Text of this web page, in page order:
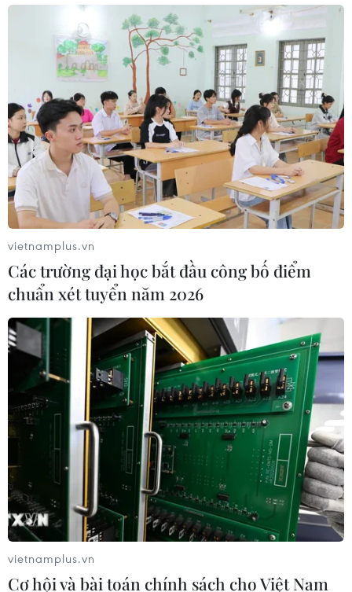
06/08/2026 22:30
Italy và Hy Lạp trở thành điểm nóng
của virus Tây sông Nile
06/08/2026 13:24
WHO ghi nhận tín hiệu tích cực từ
thử nghiệm điều trị Ebola tại Congo
04/08/2026 22:42
Báo động xu hướng gia tăng người
trẻ mắc ung thư
04/08/2026 14:10
Mỹ ghi nhận ca tử vong đầu tiên
trong mùa dịch cyclosporiasis
04/08/2026 07:11
Phát hiện mới về quá trình lão hóa
của con người
02/08/2026 13:31
vietnamplus.vn
Các trường đại học bắt đầu công bố điểm
chuẩn xét tuyển năm 2026
vietnamplus.vn
Cơ hội và bài toán chính sách cho Việt Nam